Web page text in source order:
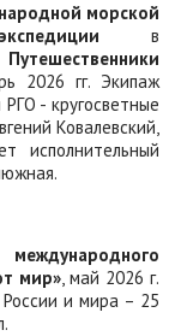
морской
в
2026 гг. Экипаж
- кругосветные
Ковалевский,
исполнительный
международного
мир», май 2026 г.
и мира – 25